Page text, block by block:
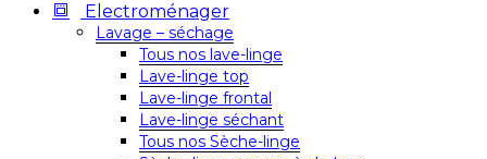
Electroménager
Lavage – séchage
Tous nos lave-linge
Lave-linge top
Lave-linge frontal
Lave-linge séchant
Tous nos Sèche-linge